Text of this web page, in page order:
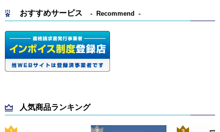
おすすめサービス Recommend
人気商品ランキング